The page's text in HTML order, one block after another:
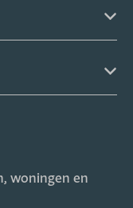
woningen en